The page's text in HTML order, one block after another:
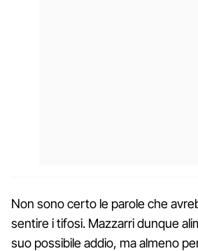
Non sono certo le parole che
sentire i tifosi. Mazzarri dunque
suo possibile addio, ma almeno